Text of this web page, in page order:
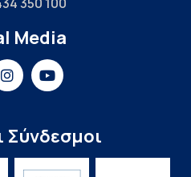
Media
Σύνδεσμοι